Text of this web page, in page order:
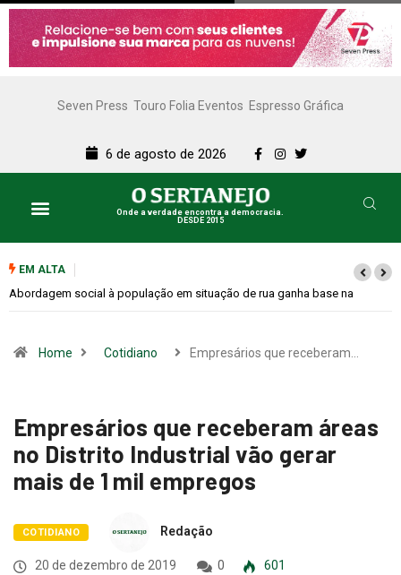
Seven Press Touro Folia Eventos Espresso Gráfica
6 de agosto de 2026
Onde a verdade encontra a democracia.
DESDE 2015
EM ALTA Cemitérios terão horário especial e missas no Dia dos Pais
no Distrito Industrial vão gerar
mais de 1 mil empregos
20 de dezembro de 2019
3 minutos de leitura